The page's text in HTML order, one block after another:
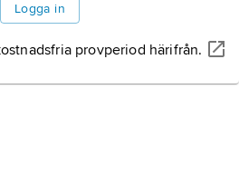
Logga in
provperiod härifrån.